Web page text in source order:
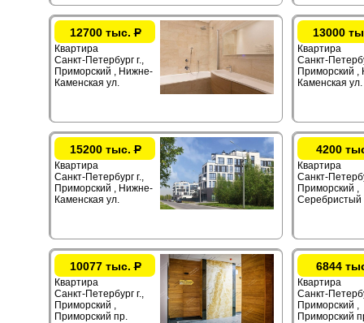
12700 тыс.Р
Квартира
Санкт-Петербург г.,
Приморский , Нижне-
Каменская ул.
13000
Квартира
Санкт-
Приморский ,
Каменская ул.
15200 тыс.Р
Квартира
Санкт-Петербург г.,
Приморский , Нижне-
Каменская ул.
4200
Квартира
Санкт-
Приморский ,
Серебристый
10077 тыс.Р
Квартира
Санкт-Петербург г.,
Приморский ,
Приморский пр.
6844
Квартира
Санкт-
Приморский ,
Приморский